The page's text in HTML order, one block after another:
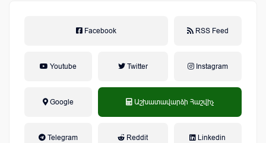
Facebook RSS Feed
Youtube Twitter Instagram
Google Աշխատավարձի Հաշվիչ
Telegram Reddit Linkedin